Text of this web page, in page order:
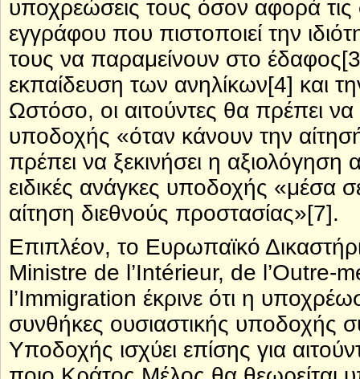
υποχρεώσεις τους όσον αφορά
εγγράφου που πιστοποιεί την
τους να παραμείνουν στο
εκπαίδευση των ανηλίκων[4] και
Ωστόσο, οι αιτούντες θα πρέπει
υποδοχής «όταν κάνουν την
πρέπει να ξεκινήσει η
ειδικές ανάγκες υποδοχής «μέσα
αίτηση διεθνούς προστασίας»[7].
Επιπλέον, το Ευρωπαϊκό
Ministre de l’Intérieur, de l’Outre-
l’Immigration έκρινε ότι η
συνθήκες ουσιαστικής
Υποδοχής ισχύει επίσης για